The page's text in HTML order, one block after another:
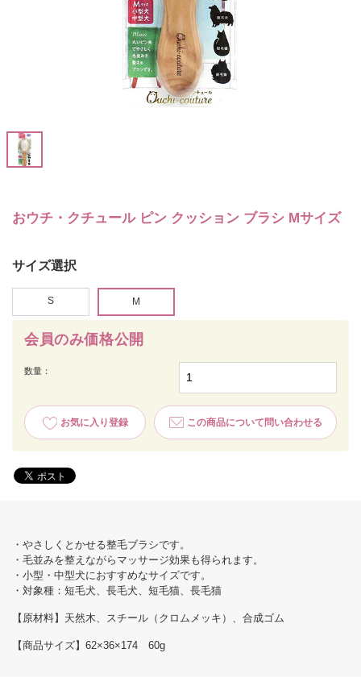
おウチ・クチュール ピン クッション ブラシ Mサイズ
会員のみ価格公開
数量：
お気に入り登録 この商品について問い合わせる
サイズ選択
S M
・やさしくとかせる整毛ブラシです。
・毛並みを整えながらマッサージ効果も得られます。
・小型・中型犬におすすめなサイズです。
・対象種：短毛犬、長毛犬、短毛猫、長毛猫
【原材料】天然木、スチール（クロムメッキ）、合成ゴム
【商品サイズ】62×36×174 60g